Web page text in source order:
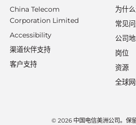
China Telecom
Corporation Limited
Accessibility
渠道伙伴支持
客户支持
为什
常见
公司
岗位
资源
全球
© 2026 中国电信美洲公司。保